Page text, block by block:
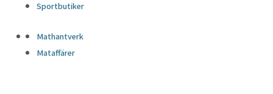
Sportbutiker
Mathantverk
Mataffärer